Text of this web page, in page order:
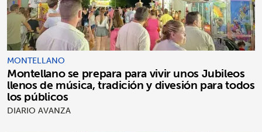
MONTELLANO
Montellano se prepara para vivir unos Jubileos
llenos de música, tradición y divesión para todos
los públicos
DIARIO AVANZA